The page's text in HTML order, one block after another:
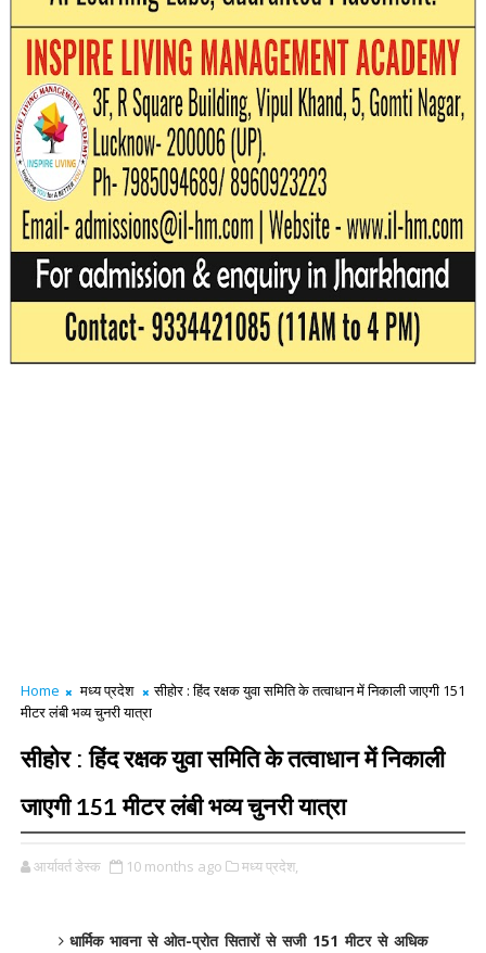
Home मध्य प्रदेश
सीहोर : हिंद रक्षक युवा समिति के तत्वाधान में निकाली जाएगी 151
मीटर लंबी भव्य चुनरी यात्रा
सीहोर : हिंद रक्षक युवा समिति के तत्वाधान में निकाली
जाएगी 151 मीटर लंबी भव्य चुनरी यात्रा
आर्यावर्त डेस्क 10 months ago मध्य प्रदेश,
धार्मिक भावना से ओत-प्रोत सितारों से सजी 151 मीटर से अधिक